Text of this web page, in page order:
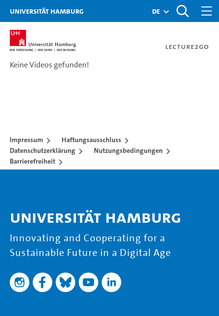
Zur Metanavigation
Zur Hauptnavigation
Zur Suche
Zum Inhalt
Zum Seitenfuss
Universität Hamburg de
Lecture2Go
Keine Videos gefunden!
Impressum
Haftungsausschluss
Datenschutzerklärung
Nutzungsbedingungen
Barrierefreiheit
Universität Hamburg
Innovating and Cooperating for a
Sustainable Future in a Digital Age